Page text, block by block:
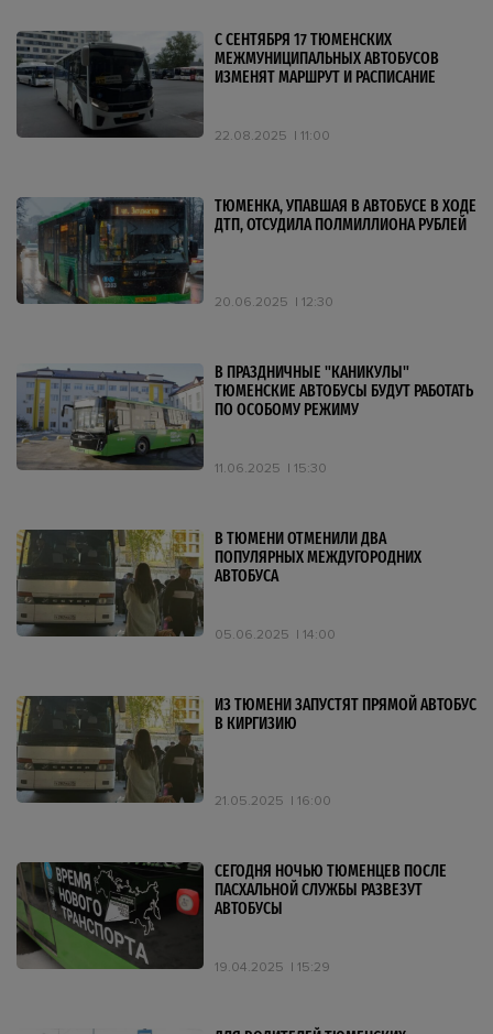
С СЕНТЯБРЯ 17 ТЮМЕНСКИХ
МЕЖМУНИЦИПАЛЬНЫХ АВТОБУСОВ
ИЗМЕНЯТ МАРШРУТ И РАСПИСАНИЕ
22.08.2025 11:00
ТЮМЕНКА, УПАВШАЯ В АВТОБУСЕ В ХОДЕ
ДТП, ОТСУДИЛА ПОЛМИЛЛИОНА РУБЛЕЙ
20.06.2025 12:30
В ПРАЗДНИЧНЫЕ "КАНИКУЛЫ"
ТЮМЕНСКИЕ АВТОБУСЫ БУДУТ РАБОТАТЬ
ПО ОСОБОМУ РЕЖИМУ
11.06.2025 15:30
В ТЮМЕНИ ОТМЕНИЛИ ДВА
ПОПУЛЯРНЫХ МЕЖДУГОРОДНИХ
АВТОБУСА
05.06.2025 14:00
ИЗ ТЮМЕНИ ЗАПУСТЯТ ПРЯМОЙ АВТОБУС
В КИРГИЗИЮ
21.05.2025 16:00
СЕГОДНЯ НОЧЬЮ ТЮМЕНЦЕВ ПОСЛЕ
ПАСХАЛЬНОЙ СЛУЖБЫ РАЗВЕЗУТ
АВТОБУСЫ
19.04.2025 15:29